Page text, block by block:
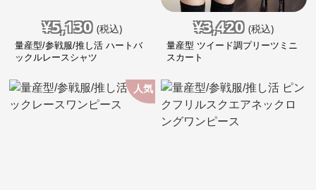
¥5,130 (税込)
量産型/参戦服/推し活 ハートバ
ックルレースシャツ
¥3,420 (税込)
量産型 ツイード調プリーツミニ
スカート
人気